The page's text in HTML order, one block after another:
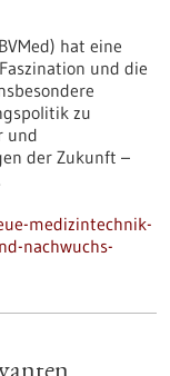
hat eine
und die
zu
und
der Zukunft –
medizintechnik-
nachwuchs-